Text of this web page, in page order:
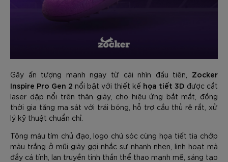
Gây ấn tượng mạnh ngay từ cái nhìn đầu tiên, Zocker
Inspire Pro Gen 2 nổi bật với thiết kế họa tiết 3D được cắt
laser dập nổi trên thân giày, cho hiệu ứng bắt mắt, đồng
thời gia tăng ma sát với trái bóng, hỗ trợ cầu thủ rê rắt, xử
lý kỹ thuật chuẩn chỉ.
Tông màu tím chủ đạo, logo chú sóc cùng họa tiết tia chớp
màu trắng ở mũi giày gợi nhắc sự nhanh nhẹn, linh hoạt mà
đầy cá tính, lan truyền tinh thần thể thao mạnh mẽ, sáng tạo